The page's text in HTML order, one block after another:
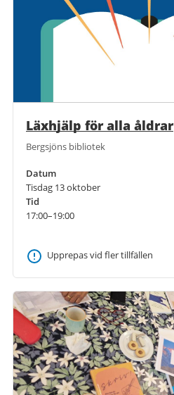
Läxhjälp för alla åldrar
Bergsjöns bibliotek
Datum
Tisdag 13 oktober
Tid
17:00–19:00
Upprepas vid fler tillfällen